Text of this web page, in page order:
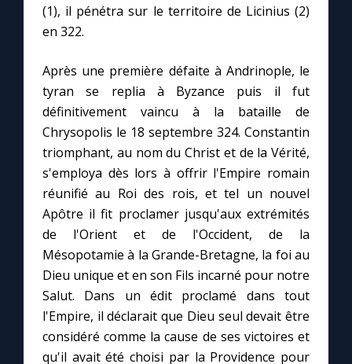
Les premiers samedis du mois
Me consacrer à Jésus par Marie
Mes intentions de prière
Une Minute avec Marie
Une neuvaine
À la une
1000 Raisons de Croire
(1), il pénétra sur le territoire de Licinius (2)
en 322.
Après une première défaite à Andrinople, le
tyran se replia à Byzance puis il fut
définitivement vaincu à la bataille de
Chrysopolis le 18 septembre 324. Constantin
triomphant, au nom du Christ et de la Vérité,
s'employa dès lors à offrir l'Empire romain
réunifié au Roi des rois, et tel un nouvel
Apôtre il fit proclamer jusqu'aux extrémités
de l'Orient et de l'Occident, de la
Mésopotamie à la Grande-Bretagne, la foi au
Dieu unique et en son Fils incarné pour notre
Salut. Dans un édit proclamé dans tout
l'Empire, il déclarait que Dieu seul devait être
considéré comme la cause de ses victoires et
qu'il avait été choisi par la Providence pour